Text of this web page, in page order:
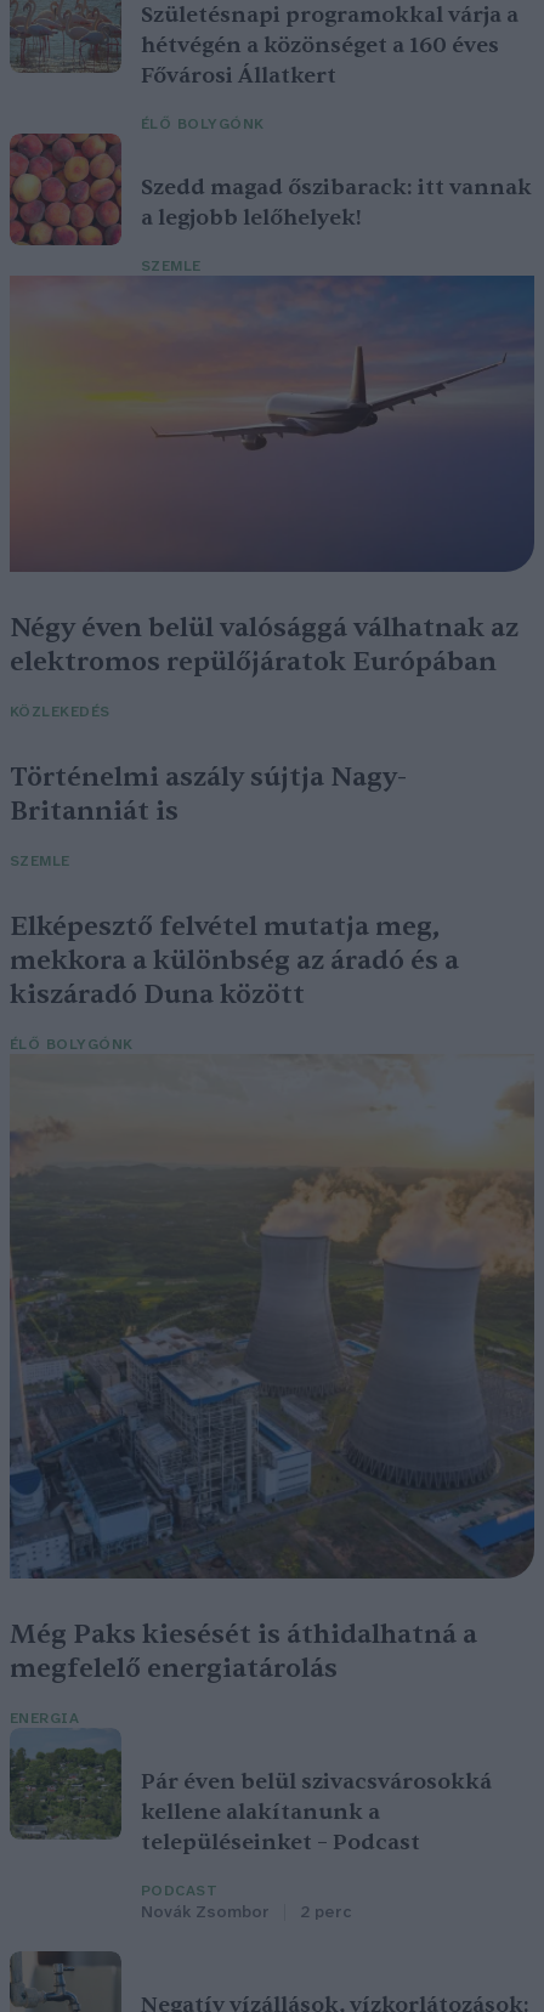
Születésnapi programokkal várja a
hétvégén a közönséget a 160 éves
Fővárosi Állatkert
ÉLŐ BOLYGÓNK
Szedd magad őszibarack: itt vannak
a legjobb lelőhelyek!
SZEMLE
Négy éven belül valósággá válhatnak az
elektromos repülőjáratok Európában
KÖZLEKEDÉS
Történelmi aszály sújtja Nagy-
Britanniát is
SZEMLE
Elképesztő felvétel mutatja meg,
mekkora a különbség az áradó és a
kiszáradó Duna között
ÉLŐ BOLYGÓNK
Még Paks kiesését is áthidalhatná a
megfelelő energiatárolás
ENERGIA
Pár éven belül szivacsvárosokká
kellene alakítanunk a
településeinket – Podcast
PODCAST
Novák Zsombor 2 perc
Negatív vízállások, vízkorlátozások: